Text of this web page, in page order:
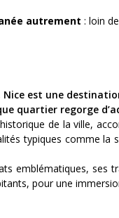
autrement : loin
est une
quartier regorge
de la ville,
typiques comme
emblématiques,
pour une